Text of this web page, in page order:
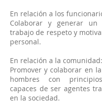
En relación a los
Colaborar y generar un
trabajo de respeto y
personal.
En relación a la comunidad:
Promover y colaborar en
hombres con
capaces de ser agentes
en la sociedad.